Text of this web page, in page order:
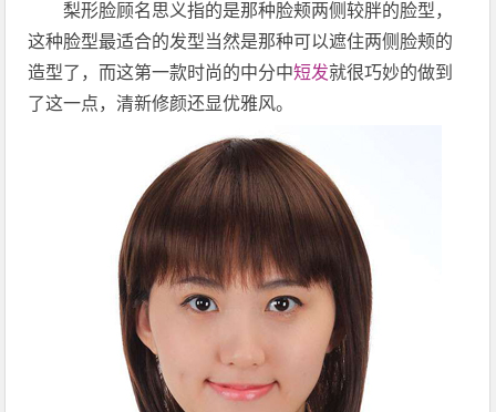
梨形脸顾名思义指的是那种脸颊两侧较胖的脸型，
这种脸型最适合的发型当然是那种可以遮住两侧脸颊的
造型了，而这第一款时尚的中分中短发就很巧妙的做到
了这一点，清新修颜还显优雅风。